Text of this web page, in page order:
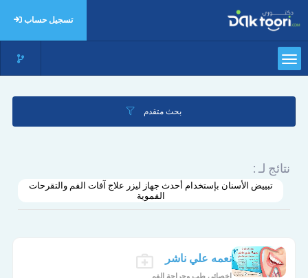
تسجيل حساب
بحث متقدم
نتائج لـ :
تبييض الأسنان بإستخدام أحدث جهاز ليزر علاج آفات الفم والتقرحات
الفموية
نعمه علي ناشر